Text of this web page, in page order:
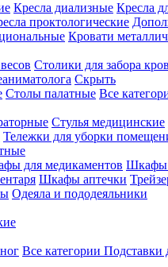
Кресла диализные Кресла
проктологические
Кровати
Столики для забора
Скрыть
Столы палатные Все
Стулья медицинские
Тележки для уборки
для медикаментов Шкафы
Шкафы аптечки
Одеяла и пододеяльники
Все категории Подставки